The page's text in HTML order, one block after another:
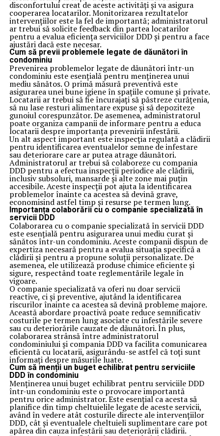
disconfortului creat de aceste activități și va asigura
cooperarea locatarilor. Monitorizarea rezultatelor
intervențiilor este la fel de importantă; administratorul
ar trebui să solicite feedback din partea locatarilor
pentru a evalua eficiența serviciilor DDD și pentru a face
ajustări dacă este necesar.
Cum să previi problemele legate de dăunători în
condominiu
Prevenirea problemelor legate de dăunători într-un
condominiu este esențială pentru menținerea unui
mediu sănătos. O primă măsură preventivă este
asigurarea unei bune igiene în spațiile comune și private.
Locatarii ar trebui să fie încurajați să păstreze curățenia,
să nu lase resturi alimentare expuse și să depoziteze
gunoiul corespunzător. De asemenea, administratorul
poate organiza campanii de informare pentru a educa
locatarii despre importanța prevenirii infestării.
Un alt aspect important este inspecția regulată a clădirii
pentru identificarea eventualelor semne de infestare
sau deteriorare care ar putea atrage dăunători.
Administratorul ar trebui să colaboreze cu compania
DDD pentru a efectua inspecții periodice ale clădirii,
inclusiv subsoluri, mansarde și alte zone mai puțin
accesibile. Aceste inspecții pot ajuta la identificarea
problemelor înainte ca acestea să devină grave,
economisind astfel timp și resurse pe termen lung.
Importanța colaborării cu o companie specializată în
servicii DDD
Colaborarea cu o companie specializată în servicii DDD
este esențială pentru asigurarea unui mediu curat și
sănătos într-un condominiu. Aceste companii dispun de
expertiza necesară pentru a evalua situația specifică a
clădirii și pentru a propune soluții personalizate. De
asemenea, ele utilizează produse chimice eficiente și
sigure, respectând toate reglementările legale în
vigoare.
O companie specializată va oferi nu doar servicii
reactive, ci și preventive, ajutând la identificarea
riscurilor înainte ca acestea să devină probleme majore.
Această abordare proactivă poate reduce semnificativ
costurile pe termen lung asociate cu infestările severe
sau cu deteriorările cauzate de dăunători. În plus,
colaborarea strânsă între administratorul
condominiului și compania DDD va facilita comunicarea
eficientă cu locatarii, asigurându-se astfel că toți sunt
informați despre măsurile luate.
Cum să menții un buget echilibrat pentru serviciile
DDD în condominiu
Menținerea unui buget echilibrat pentru serviciile DDD
într-un condominiu este o provocare importantă
pentru orice administrator. Este esențial ca acesta să
planifice din timp cheltuielile legate de aceste servicii,
având în vedere atât costurile directe ale intervențiilor
DDD, cât și eventualele cheltuieli suplimentare care pot
apărea din cauza infestării sau deteriorării clădirii.